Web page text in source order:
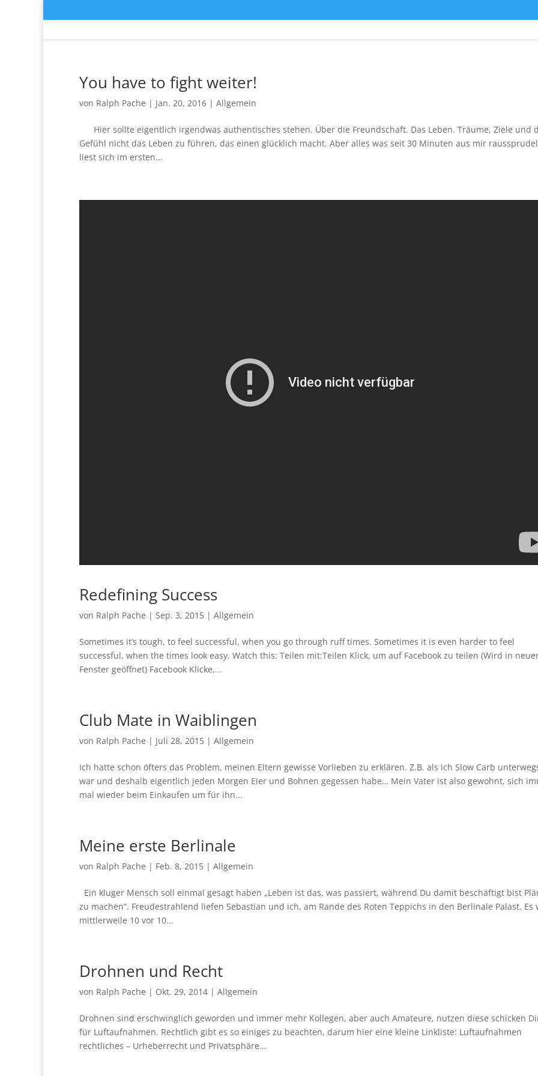
You have to fight weiter!
von Ralph Pache | Jan. 20, 2016 | Allgemein
Hier sollte eigentlich irgendwas authentisches stehen. Über die Freundschaft. Das Leben. Träume, Ziele und
Gefühl nicht das Leben zu führen, das einen glücklich macht. Aber alles was seit 30 Minuten aus mir
liest sich im ersten...
Redefining Success
von Ralph Pache | Sep. 3, 2015 | Allgemein
Sometimes it’s tough, to feel successful, when you go through ruff times. Sometimes it is even harder to feel
successful, when the times look easy. Watch this: Teilen mit:Teilen Klick, um auf Facebook zu teilen (Wird in
Fenster geöffnet) Facebook Klicke,...
Club Mate in Waiblingen
von Ralph Pache | Juli 28, 2015 | Allgemein
Ich hatte schon öfters das Problem, meinen Eltern gewisse Vorlieben zu erklären. Z.B. als ich Slow Carb
war und deshalb eigentlich jeden Morgen Eier und Bohnen gegessen habe… Mein Vater ist also gewohnt, sich
mal wieder beim Einkaufen um für ihn...
Meine erste Berlinale
von Ralph Pache | Feb. 8, 2015 | Allgemein
Ein kluger Mensch soll einmal gesagt haben „Leben ist das, was passiert, während Du damit beschäftigt bist
zu machen“. Freudestrahlend liefen Sebastian und ich, am Rande des Roten Teppichs in den Berlinale Palast. Es
mittlerweile 10 vor 10...
Drohnen und Recht
von Ralph Pache | Okt. 29, 2014 | Allgemein
Drohnen sind erschwinglich geworden und immer mehr Kollegen, aber auch Amateure, nutzen diese schicken
für Luftaufnahmen. Rechtlich gibt es so einiges zu beachten, darum hier eine kleine Linkliste: Luftaufnahmen
rechtliches – Urheberrecht und Privatsphäre...